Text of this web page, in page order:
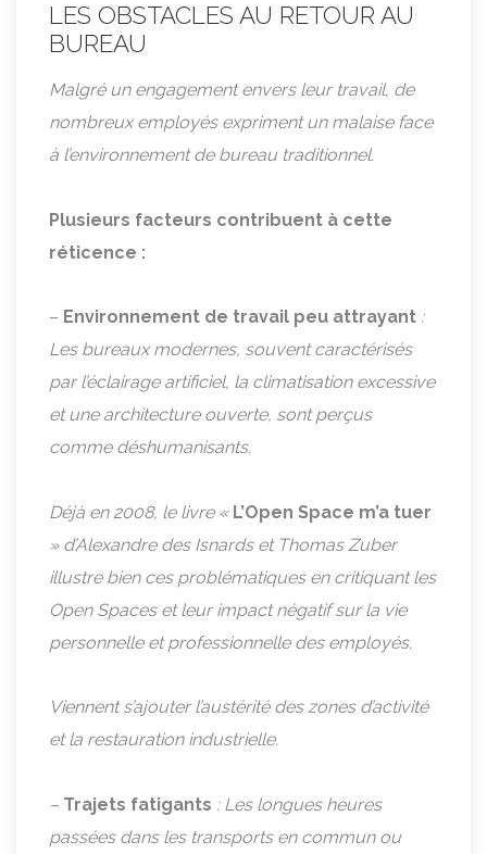
LES OBSTACLES AU RETOUR AU
BUREAU
Malgré un engagement envers leur travail, de
nombreux employés expriment un malaise face
à l’environnement de bureau traditionnel.
Plusieurs facteurs contribuent à cette
réticence :
– Environnement de travail peu attrayant :
Les bureaux modernes, souvent caractérisés
par l’éclairage artificiel, la climatisation excessive
et une architecture ouverte, sont perçus
comme déshumanisants.
Déjà en 2008, le livre « L’Open Space m’a tuer
» d’Alexandre des Isnards et Thomas Zuber
illustre bien ces problématiques en critiquant les
Open Spaces et leur impact négatif sur la vie
personnelle et professionnelle des employés.
Viennent s’ajouter l’austérité des zones d’activité
et la restauration industrielle.
– Trajets fatigants : Les longues heures
passées dans les transports en commun ou